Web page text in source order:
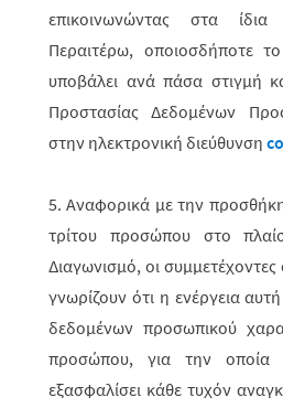
επικοινωνώντας στα ίδια
Περαιτέρω, οποιοσδήποτε
υποβάλει ανά πάσα στιγμή
Προστασίας Δεδομένων
στην ηλεκτρονική διεύθυνση
5. Αναφορικά με την
τρίτου προσώπου στο
Διαγωνισμό, οι
γνωρίζουν ότι η ενέργεια
δεδομένων προσωπικού
προσώπου, για την οποία
εξασφαλίσει κάθε τυχόν